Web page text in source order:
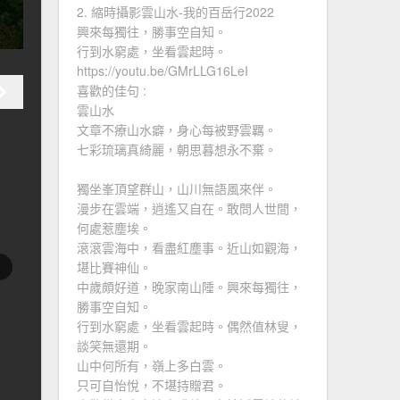
2. 縮時攝影雲山水-我的百岳行2022
興來每獨往，勝事空自知。
行到水窮處，坐看雲起時。
https://youtu.be/GMrLLG16LeI
喜歡的佳句 :
雲山水
文章不療山水癖，身心每被野雲羈。
七彩琉璃真綺麗，朝思暮想永不棄。
獨坐峯頂望群山，山川無語風來伴。
漫步在雲端，逍遙又自在。敢問人世間，
何處惹塵埃。
滾滾雲海中，看盡紅塵事。近山如觀海，
堪比賽神仙。
中歲頗好道，晚家南山陲。興來每獨往，
勝事空自知。
行到水窮處，坐看雲起時。偶然值林叟，
談笑無還期。
山中何所有，嶺上多白雲。
只可自怡悅，不堪持贈君。